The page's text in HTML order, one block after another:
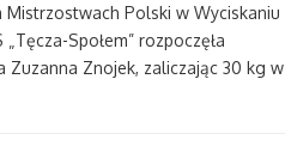
Mistrzostwach Polski w Wyciskaniu
Społem” rozpoczęła
Zuzanna Znojek, zaliczając 30 kg w